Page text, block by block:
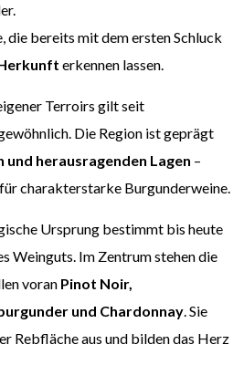
die bereits mit dem ersten Schluck
erkennen lassen.
Terroirs gilt seit
Die Region ist geprägt
herausragenden Lagen –
charakterstarke Burgunderweine.
Ursprung bestimmt bis heute
Weinguts. Im Zentrum stehen die
voran Pinot Noir,
und Chardonnay. Sie
Rebfläche aus und bilden das Herz